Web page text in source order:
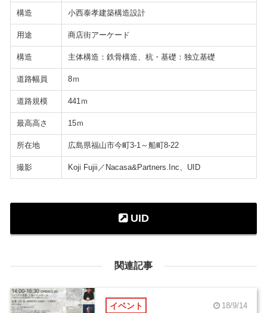
構造 小西泰孝建築構造設計
用途 商店街アーケード
構造 主体構造：鉄骨構造、杭・基礎：独立基礎
道路幅員 8ｍ
道路規模 441ｍ
最高高さ 15ｍ
所在地 広島県福山市今町3-1～船町8-22
撮影 Koji Fujii／Nacasa&Partners.Inc、UID
UID
関連記事
イベント 18/9/14